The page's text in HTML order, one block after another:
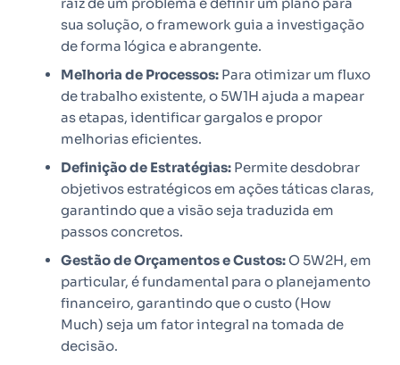
sua solução, o framework guia a investigação
de forma lógica e abrangente.
Melhoria de Processos: Para otimizar um fluxo
de trabalho existente, o 5W1H ajuda a mapear
as etapas, identificar gargalos e propor
melhorias eficientes.
Definição de Estratégias: Permite desdobrar
objetivos estratégicos em ações táticas claras,
garantindo que a visão seja traduzida em
passos concretos.
Gestão de Orçamentos e Custos:O 5W2H, em
particular, é fundamental para o planejamento
financeiro, garantindo que o custo (How
Much) seja um fator integral na tomada de
decisão.